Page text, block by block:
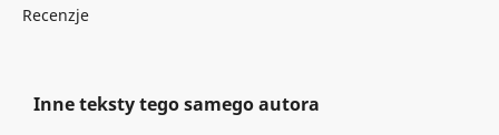
Recenzje
Inne teksty tego samego autora